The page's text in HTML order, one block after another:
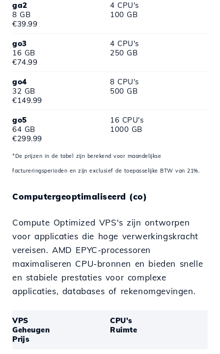
ga2
4 CPU's
8 GB
100 GB
€39.99
go3
4 CPU's
16 GB
250 GB
€74.99
go4
8 CPU's
32 GB
500 GB
€149.99
go5
16 CPU's
64 GB
1000 GB
€299.99
*De prijzen in de tabel zijn berekend voor maandelijkse
factureringsperioden en zijn exclusief de toepasselijke BTW van 21%.
Computergeoptimaliseerd (co)
Compute Optimized VPS's zijn ontworpen
voor applicaties die hoge verwerkingskracht
vereisen. AMD EPYC-processoren
maximaliseren CPU-bronnen en bieden snelle
en stabiele prestaties voor complexe
applicaties, databases of rekenomgevingen.
VPS
CPU's
Geheugen
Ruimte
Prijs